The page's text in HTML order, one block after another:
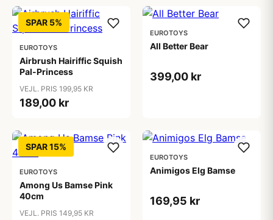
SPAR 5%
EUROTOYS
Airbrush Hairiffic Squish
Pal-Princess
VEJL. PRIS 199,95 KR
189,00 kr
EUROTOYS
All Better Bear
399,00 kr
SPAR 15%
EUROTOYS
Among Us Bamse Pink
40cm
VEJL. PRIS 149,95 KR
EUROTOYS
Animigos Elg Bamse
169,95 kr